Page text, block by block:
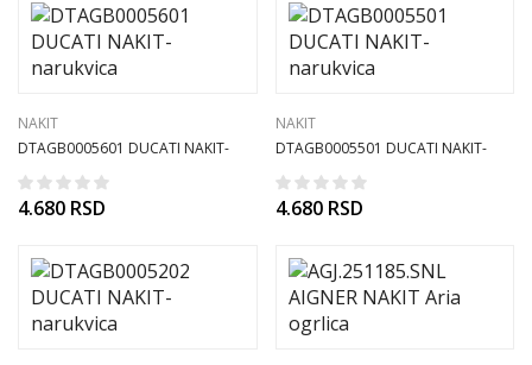
NAKIT
DTAGB0005601 DUCATI NAKIT-
narukvica
4.680 RSD
NAKIT
DTAGB0005501 DUCATI NAKIT-
narukvica
4.680 RSD